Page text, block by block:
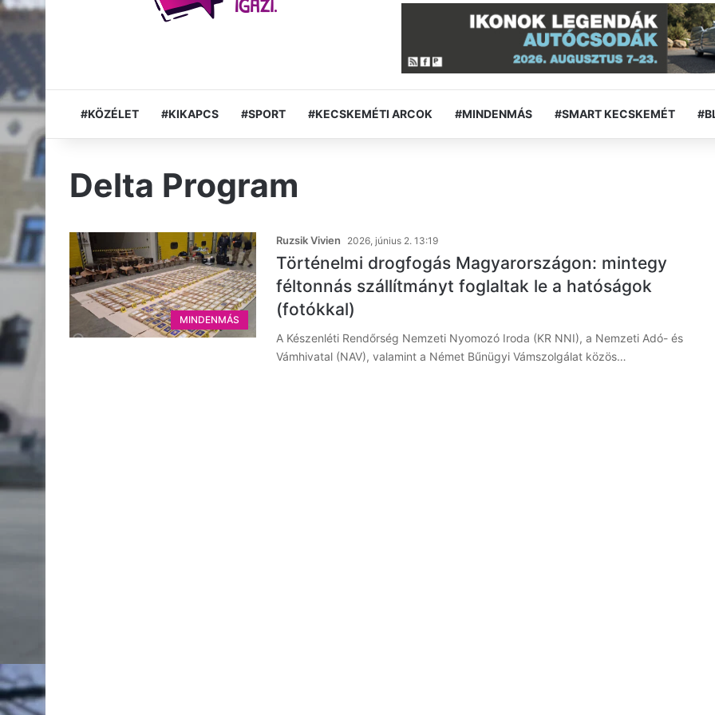
#KÖZÉLET #KIKAPCS #SPORT #KECSKEMÉTI ARCOK #MINDENMÁS #SMART KECSKEMÉT
Delta Program
MINDENMÁS
Ruzsik Vivien 2026, június 2. 13:19
Történelmi drogfogás Magyarországon: mintegy
féltonnás szállítmányt foglaltak le a hatóságok
(fotókkal)
A Készenléti Rendőrség Nemzeti Nyomozó Iroda (KR NNI), a Nemzeti Adó- és
Vámhivatal (NAV), valamint a Német Bűnügyi Vámszolgálat közös…